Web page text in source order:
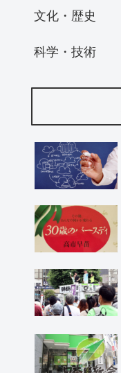
文化・歴史
科学・技術